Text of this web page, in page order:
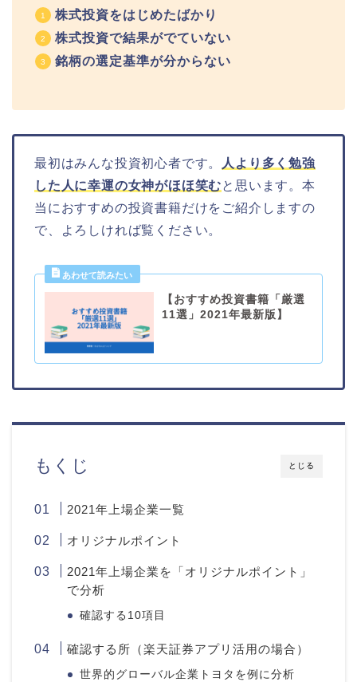
株式投資をはじめたばかり
株式投資で結果がでていない
銘柄の選定基準が分からない
最初はみんな投資初心者です。
人より多く勉強
した人に幸運の女神がほほ笑むと思います。本
当におすすめの投資書籍だけをご紹介しますの
で、よろしければ覧ください。
【おすすめ投資書籍「厳選
11選」2021年最新版】
とじる
もくじ
2021年上場企業一覧
オリジナルポイント
2021年上場企業を「オリジナルポイント」
で分析
確認する10項目
確認する所（楽天証券アプリ活用の場合）
世界的グローバル企業トヨタを例に分析